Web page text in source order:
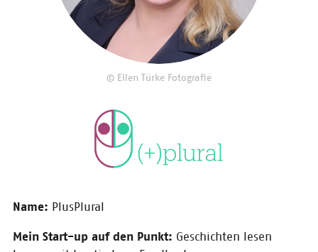
© Ellen Türke Fotografie
Name: PlusPlural
Mein Start-up auf den Punkt: Geschichten lesen